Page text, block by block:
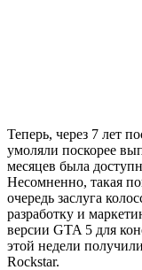
Теперь, через 7 лет
умоляли поскорее
месяцев была
Несомненно, такая
очередь заслуга
разработку и
версии GTA 5 для
этой недели
Rockstar.